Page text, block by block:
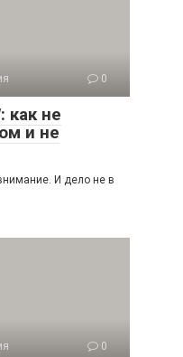
0
как не
и не
И дело не в
0